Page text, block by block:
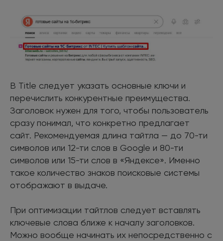
В Title следует указать основные ключи и
перечислить конкурентные преимущества.
Заголовок нужен для того, чтобы пользователь
сразу понимал, что конкретно предлагает
сайт. Рекомендуемая длина тайтла — до 70-ти
символов или 12-ти слов в Google и 80-ти
символов или 15-ти слов в «Яндексе». Именно
такое количество знаков поисковые системы
отображают в выдаче.
При оптимизации тайтлов следует вставлять
ключевые слова ближе к началу заголовков.
Можно вообще начинать их непосредственно с